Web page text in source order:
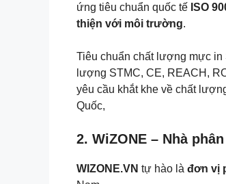
ứng tiêu chuẩn quốc tế ISO
thiện với môi trường.
Tiêu chuẩn chất lượng mực in
lượng STMC, CE, REACH,
yêu cầu khắt khe về chất
Quốc,
2. WiZONE – Nhà
WIZONE.VN tự hào là đơn vị